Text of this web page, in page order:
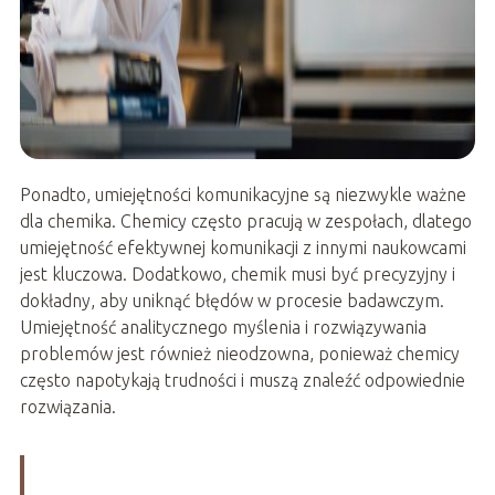
Ponadto, umiejętności komunikacyjne są niezwykle ważne
dla chemika. Chemicy często pracują w zespołach, dlatego
umiejętność efektywnej komunikacji z innymi naukowcami
jest kluczowa. Dodatkowo, chemik musi być precyzyjny i
dokładny, aby uniknąć błędów w procesie badawczym.
Umiejętność analitycznego myślenia i rozwiązywania
problemów jest również nieodzowna, ponieważ chemicy
często napotykają trudności i muszą znaleźć odpowiednie
rozwiązania.